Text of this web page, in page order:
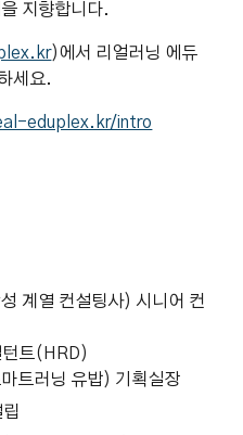
지향합니다.
)에서 리얼러닝 에듀
세요.
eduplex.kr/intro
계열 컨설팅사) 시니어 컨
트(HRD)
트러닝 유밥) 기획실장